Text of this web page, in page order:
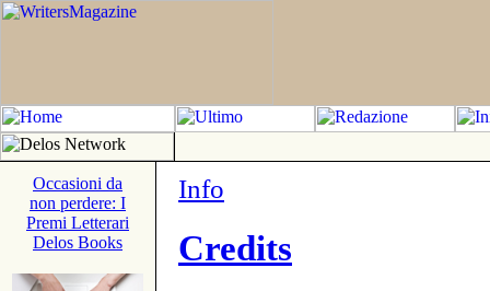
Occasioni da
non perdere: I
Premi Letterari
Delos Books
Info
Credits